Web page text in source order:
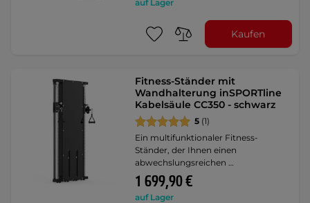
auf Lager
Kaufen
Fitness-Ständer mit
Wandhalterung inSPORTline
Kabelsäule CC350 - schwarz
5 (1)
Ein multifunktionaler Fitness-
Ständer, der Ihnen einen
abwechslungsreichen …
1 699,90 €
auf Lager